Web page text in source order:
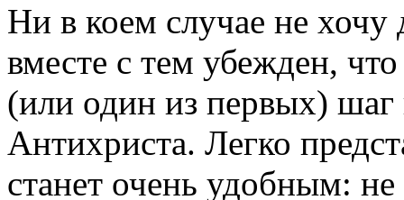
Ни в коем случае не хочу
вместе с тем убежден,
(или один из первых) шаг
Антихриста. Легко
станет очень удобным: